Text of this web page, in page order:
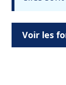
Voir les